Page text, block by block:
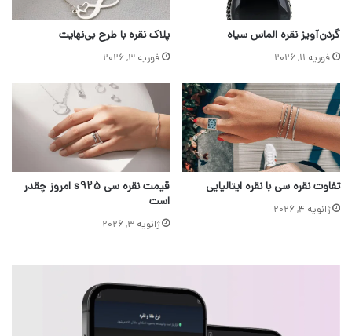
گردن‌آویز نقره الماس سیاه
فوریه 11, 2026
پلاک نقره با طرح بی‌نهایت
فوریه 3, 2026
تفاوت نقره سی با نقره ایتالیایی
ژانویه 4, 2026
قیمت نقره سی s925 امروز چقدر
است
ژانویه 3, 2026